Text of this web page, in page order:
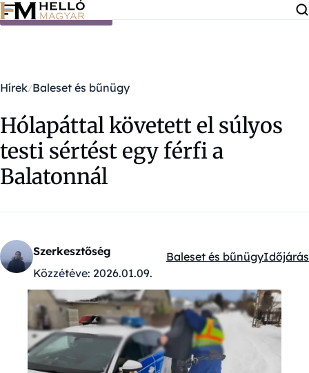
Ugrás a tartalomra
Hírek Baleset és bűnügy
Hólapáttal követett el súlyos
testi sértést egy férfi a
Balatonnál
Szerkesztőség
Közzétéve: 2026.01.09.
Kategóriák:
Baleset és bűnügyIdőjárás